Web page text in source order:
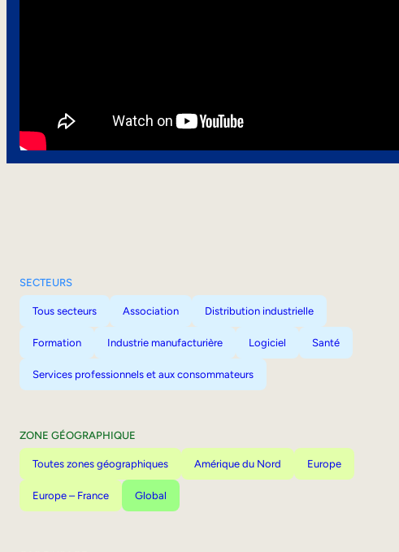
SECTEURS
Tous secteurs Association Distribution industrielle
Formation Industrie manufacturière Logiciel Santé
Services professionnels et aux consommateurs
ZONE GÉOGRAPHIQUE
Toutes zones géographiques Amérique du Nord Europe
Europe – France Global